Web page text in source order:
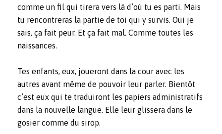
comme un fil qui tirera vers là d’où tu es parti. Mais
tu rencontreras la partie de toi qui y survis. Oui je
sais, ça fait peur. Et ça fait mal. Comme toutes les
naissances.
Tes enfants, eux, joueront dans la cour avec les
autres avant même de pouvoir leur parler. Bientôt
c’est eux qui te traduiront les papiers administratifs
dans la nouvelle langue. Elle leur glissera dans le
gosier comme du sirop.